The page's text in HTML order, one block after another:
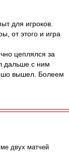
для игроков.
от этого и игра
цеплялся за
дальше с ним
вышел. Болеем
двух матчей